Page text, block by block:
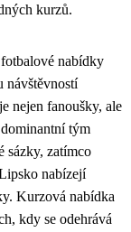
kurzů.
nabídky
návštěvností
nejen fanoušky, ale
tým
sázky, zatímco
nabízejí
Kurzová nabídka
kdy se odehrává